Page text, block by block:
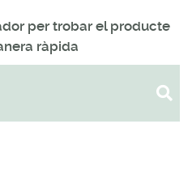
per trobar el producte
ràpida